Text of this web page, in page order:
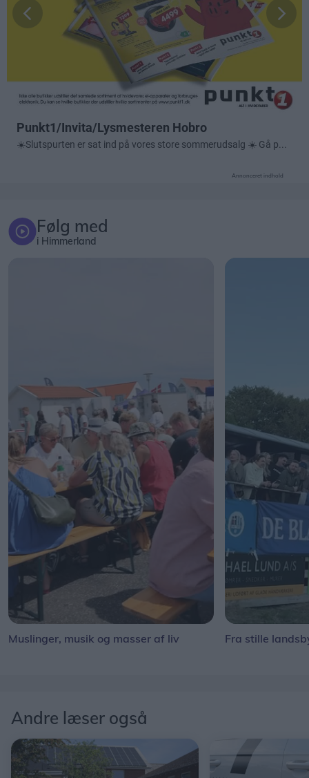
Annonceret indhold
Følg med
i Himmerland
Muslinger, musik og masser af liv Fra stille
Andre læser også